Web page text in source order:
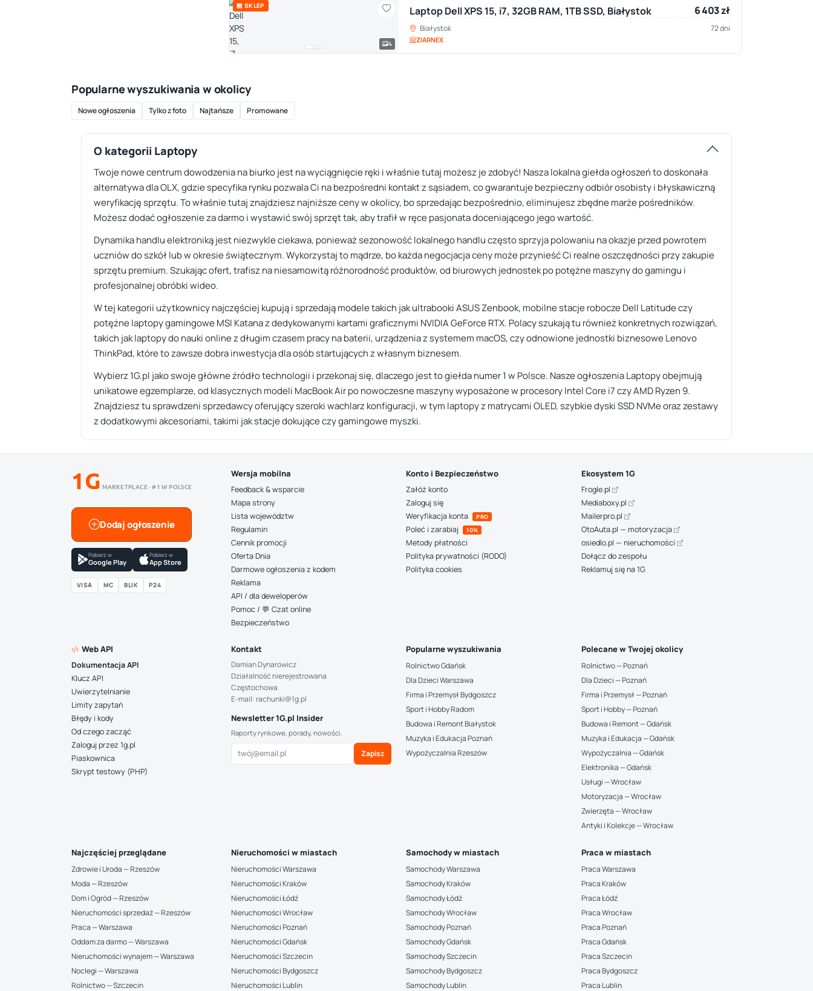
🏪 SKLEP
4
Laptop Dell XPS 15, i7, 32GB RAM, 1TB SSD, Białystok 6 403 zł
Białystok 72 dni
ZIARNEX
Popularne wyszukiwania w okolicy
Nowe ogłoszenia Tylko z foto Najtańsze Promowane
O kategorii Laptopy
Twoje nowe centrum dowodzenia na biurko jest na wyciągnięcie ręki i właśnie tutaj możesz je zdobyć! Nasza lokalna giełda ogłoszeń to doskonała
alternatywa dla OLX, gdzie specyfika rynku pozwala Ci na bezpośredni kontakt z sąsiadem, co gwarantuje bezpieczny odbiór osobisty i błyskawiczną
weryfikację sprzętu. To właśnie tutaj znajdziesz najniższe ceny w okolicy, bo sprzedając bezpośrednio, eliminujesz zbędne marże pośredników.
Możesz dodać ogłoszenie za darmo i wystawić swój sprzęt tak, aby trafił w ręce pasjonata doceniającego jego wartość.
Dynamika handlu elektroniką jest niezwykle ciekawa, ponieważ sezonowość lokalnego handlu często sprzyja polowaniu na okazje przed powrotem
uczniów do szkół lub w okresie świątecznym. Wykorzystaj to mądrze, bo każda negocjacja ceny może przynieść Ci realne oszczędności przy zakupie
sprzętu premium. Szukając ofert, trafisz na niesamowitą różnorodność produktów, od biurowych jednostek po potężne maszyny do gamingu i
profesjonalnej obróbki wideo.
W tej kategorii użytkownicy najczęściej kupują i sprzedają modele takich jak ultrabooki ASUS Zenbook, mobilne stacje robocze Dell Latitude czy
potężne laptopy gamingowe MSI Katana z dedykowanymi kartami graficznymi NVIDIA GeForce RTX. Polacy szukają tu również konkretnych rozwiązań,
takich jak laptopy do nauki online z długim czasem pracy na baterii, urządzenia z systemem macOS, czy odnowione jednostki biznesowe Lenovo
ThinkPad, które to zawsze dobra inwestycja dla osób startujących z własnym biznesem.
Wybierz 1G.pl jako swoje główne źródło technologii i przekonaj się, dlaczego jest to giełda numer 1 w Polsce. Nasze ogłoszenia Laptopy obejmują
unikatowe egzemplarze, od klasycznych modeli MacBook Air po nowoczesne maszyny wyposażone w procesory Intel Core i7 czy AMD Ryzen 9.
Znajdziesz tu sprawdzeni sprzedawcy oferujący szeroki wachlarz konfiguracji, w tym laptopy z matrycami OLED, szybkie dyski SSD NVMe oraz zestawy
z dodatkowymi akcesoriami, takimi jak stacje dokujące czy gamingowe myszki.
1G MARKETPLACE · #1 W POLSCE
Dodaj ogłoszenie
Pobierz w
Google Play
Pobierz w
App Store
VISA MC BLIK P24
Wersja mobilna
Feedback & wsparcie
Mapa strony
Lista województw
Regulamin
Cennik promocji
Oferta Dnia
Darmowe ogłoszenia z kodem
Reklama
API / dla deweloperów
Pomoc / 💬 Czat online
Bezpieczeństwo
Konto i Bezpieczeństwo
Załóż konto
Zaloguj się
Weryfikacja konta
PRO
Poleć i zarabiaj 10%
Metody płatności
Polityka prywatności (RODO)
Polityka cookies
Ekosystem 1G
Frogle.pl
Mediaboxy.pl
Mailerpro.pl
OtoAuta.pl — motoryzacja
osiedlo.pl — nieruchomości
Dołącz do zespołu
Reklamuj się na 1G
Web API
Dokumentacja API
Klucz API
Uwierzytelnianie
Limity zapytań
Błędy i kody
Od czego zacząć
Zaloguj przez 1g.pl
Piaskownica
Skrypt testowy (PHP)
Kontakt
Damian Dynarowicz
Działalność nierejestrowana
Częstochowa
E-mail: rachunki@1g.pl
Newsletter 1G.pl Insider
Raporty rynkowe, porady, nowości.
Zapisz
Popularne wyszukiwania
Rolnictwo Gdańsk
Dla Dzieci Warszawa
Firma i Przemysł Bydgoszcz
Sport i Hobby Radom
Budowa i Remont Białystok
Muzyka i Edukacja Poznań
Wypożyczalnia Rzeszów
Polecane w Twojej okolicy
Rolnictwo — Poznań
Dla Dzieci — Poznań
Firma i Przemysł — Poznań
Sport i Hobby — Poznań
Budowa i Remont — Gdańsk
Muzyka i Edukacja — Gdańsk
Wypożyczalnia — Gdańsk
Elektronika — Gdańsk
Usługi — Wrocław
Motoryzacja — Wrocław
Zwierzęta — Wrocław
Antyki i Kolekcje — Wrocław
Najczęściej przeglądane
Zdrowie i Uroda — Rzeszów
Moda — Rzeszów
Dom i Ogród — Rzeszów
Nieruchomości sprzedaż — Rzeszów
Praca — Warszawa
Oddam za darmo — Warszawa
Nieruchomości wynajem — Warszawa
Noclegi — Warszawa
Rolnictwo — Szczecin
Nieruchomości w miastach
Nieruchomości Warszawa
Nieruchomości Kraków
Nieruchomości Łódź
Nieruchomości Wrocław
Nieruchomości Poznań
Nieruchomości Gdańsk
Nieruchomości Szczecin
Nieruchomości Bydgoszcz
Nieruchomości Lublin
Samochody w miastach
Samochody Warszawa
Samochody Kraków
Samochody Łódź
Samochody Wrocław
Samochody Poznań
Samochody Gdańsk
Samochody Szczecin
Samochody Bydgoszcz
Samochody Lublin
Praca w miastach
Praca Warszawa
Praca Kraków
Praca Łódź
Praca Wrocław
Praca Poznań
Praca Gdańsk
Praca Szczecin
Praca Bydgoszcz
Praca Lublin